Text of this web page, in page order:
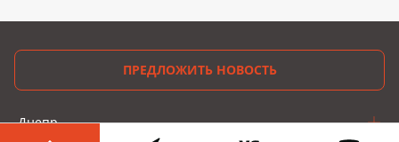
ПРЕДЛОЖИТЬ НОВОСТЬ
Днепр